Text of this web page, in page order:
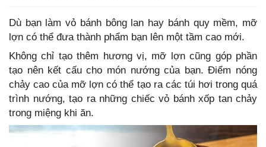
Dù bạn làm vỏ bánh bông lan hay bánh quy mềm, mỡ
lợn có thể đưa thành phẩm bạn lên một tầm cao mới.
Không chỉ tạo thêm hương vị, mỡ lợn cũng góp phần
tạo nên kết cấu cho món nướng của bạn. Điểm nóng
chảy cao của mỡ lợn có thể tạo ra các túi hơi trong quá
trình nướng, tạo ra những chiếc vỏ bánh xốp tan chảy
trong miệng khi ăn.